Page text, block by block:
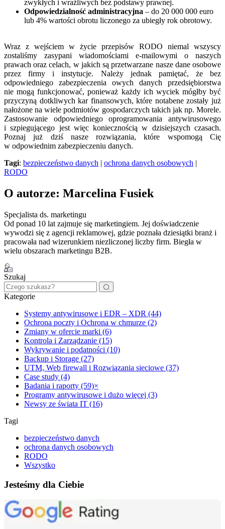
zwykłych i wrażliwych bez podstawy prawnej.
Odpowiedzialność administracyjna – do 20 000 000 euro
lub 4% wartości obrotu liczonego za ubiegły rok obrotowy.
Wraz z wejściem w życie przepisów RODO niemal wszyscy
zostaliśmy zasypani wiadomościami e-mailowymi o naszych
prawach oraz celach, w jakich są przetwarzane nasze dane osobowe
przez firmy i instytucje. Należy jednak pamiętać, że bez
odpowiedniego zabezpieczenia owych danych przedsiębiorstwa
nie mogą funkcjonować, ponieważ każdy ich wyciek mógłby być
przyczyną dotkliwych kar finansowych, które notabene zostały już
nałożone na wiele podmiotów gospodarczych takich jak np. Morele.
Zastosowanie odpowiedniego oprogramowania antywirusowego
i szpiegującego jest więc koniecznością w dzisiejszych czasach.
Poznaj już dziś nasze rozwiązania, które wspomogą Cię
w odpowiednim zabezpieczeniu danych.
Tagi: bezpieczeństwo danych | ochrona danych osobowych |
RODO
O autorze: Marcelina Fusiek
Specjalista ds. marketingu
Od ponad 10 lat zajmuje się marketingiem. Jej doświadczenie
wywodzi się z agencji reklamowej, gdzie poznała dziesiątki branż i
pracowała nad wizerunkiem niezliczonej liczby firm. Biegła w
wielu obszarach marketingu B2B.
Szukaj
Kategorie
Systemy antywirusowe i EDR – XDR (44)
Ochrona poczty i Ochrona w chmurze (2)
Zmiany w ofercie marki (6)
Kontrola i Zarządzanie (15)
Wykrywanie i podatności (10)
Backup i Storage (27)
UTM, Web firewall i Rozwiązania sieciowe (37)
Case study (4)
Badania i raporty (59)×
Programy antywirusowe i dużo więcej (3)
Newsy ze świata IT (16)
Tagi
bezpieczeństwo danych
ochrona danych osobowych
RODO
Wszystko
Jesteśmy dla Ciebie